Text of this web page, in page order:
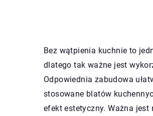
Bez wątpienia kuchnie to
dlatego tak ważne jest
Odpowiednia zabudowa
stosowane blatów
efekt estetyczny. Ważna